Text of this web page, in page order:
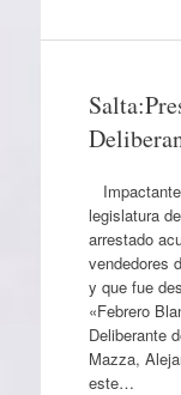
legislatura
arrestado
vendedores
y que fue
«Febrero
Deliberante
Mazza,
este…